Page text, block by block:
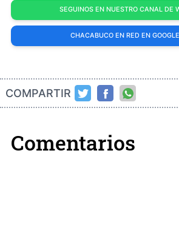
SEGUINOS EN NUESTRO CANAL DE
CHACABUCO EN RED EN
COMPARTIR
Comentarios